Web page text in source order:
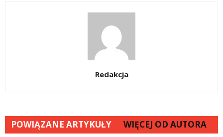
Redakcja
POWIĄZANE ARTYKUŁY WIĘCEJ OD AUTORA